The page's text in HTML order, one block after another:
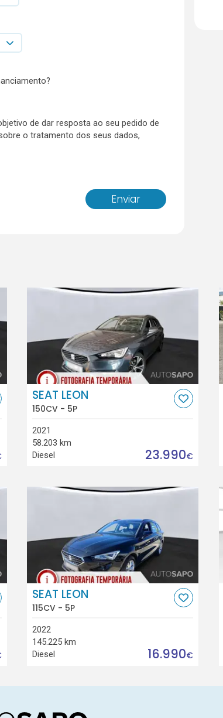
de dar resposta ao seu pedido de
o tratamento dos seus dados,
Enviar
SEAT LEON
150CV - 5P
2021
58.203 km
Diesel
23.990€
SEAT LEON
115CV - 5P
2022
145.225 km
Diesel
16.990€